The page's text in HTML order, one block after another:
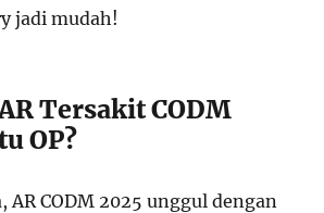
jadi mudah!
Tersakit CODM
OP?
CODM 2025 unggul dengan